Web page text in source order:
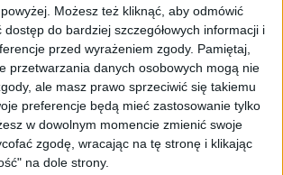
Możesz też kliknąć, aby odmówić
do bardziej szczegółowych informacji i
przed wyrażeniem zgody. Pamiętaj,
przetwarzania danych osobowych mogą nie
ale masz prawo sprzeciwić się takiemu
preferencje będą mieć zastosowanie tylko
w dowolnym momencie zmienić swoje
zgodę, wracając na tę stronę i klikając
na dole strony.
ZOBACZ WIĘCEJ